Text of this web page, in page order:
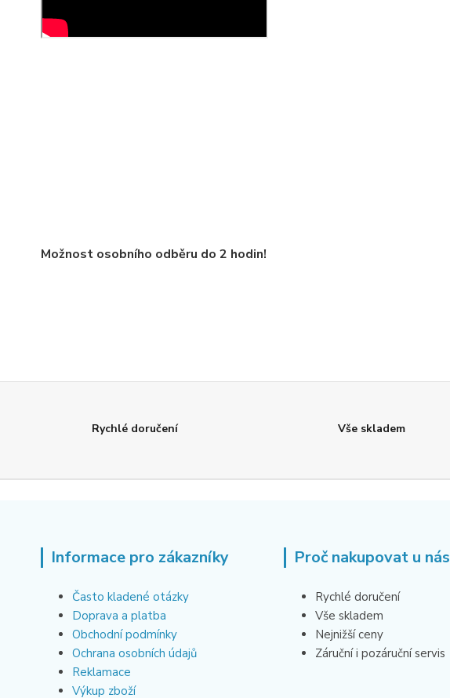
Možnost osobního odběru do 2 hodin!
Rychlé doručení Vše skladem
Informace pro zákazníky
Často kladené otázky
Doprava a platba
Obchodní podmínky
Ochrana osobních údajů
Reklamace
Výkup zboží
Proč nakupovat u nás
Rychlé doručení
Vše skladem
Nejnižší ceny
Záruční i pozáruční servis